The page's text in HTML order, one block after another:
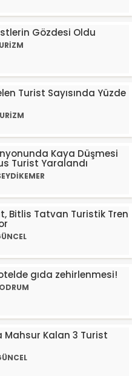
Gözdesi Oldu
Turist Sayısında Yüzde
Kaya Düşmesi
Turist Yaralandı
Bitlis Tatvan Turistik Tren
gıda zehirlenmesi!
Mahsur Kalan 3 Turist